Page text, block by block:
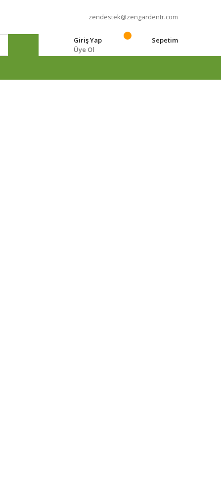
zendestek@zengardentr.com
Giriş Yap
Üye Ol
Sepetim